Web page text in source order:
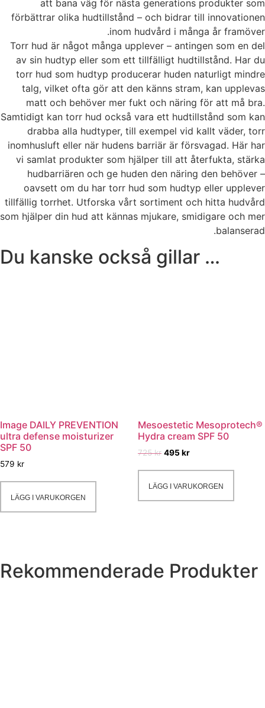
att bana väg för nästa generations produkter som
förbättrar olika hudtillstånd – och bidrar till innovationen
inom hudvård i många år framöver.
Torr hud är något många upplever – antingen som en del
av sin hudtyp eller som ett tillfälligt hudtillstånd. Har du
torr hud som hudtyp producerar huden naturligt mindre
talg, vilket ofta gör att den känns stram, kan upplevas
matt och behöver mer fukt och näring för att må bra.
Samtidigt kan torr hud också vara ett hudtillstånd som kan
drabba alla hudtyper, till exempel vid kallt väder, torr
inomhusluft eller när hudens barriär är försvagad. Här har
vi samlat produkter som hjälper till att återfukta, stärka
hudbarriären och ge huden den näring den behöver –
oavsett om du har torr hud som hudtyp eller upplever
tillfällig torrhet. Utforska vårt sortiment och hitta hudvård
som hjälper din hud att kännas mjukare, smidigare och mer
balanserad.
Du kanske också gillar …
Image DAILY PREVENTION
ultra defense moisturizer
SPF 50
579 kr
LÄGG I VARUKORGEN
Mesoestetic Mesoprotech®
Hydra cream SPF 50
725kr Det
var:
725 kr.
495krDet
är:
495 kr.
LÄGG I VARUKORGEN
Rekommenderade Produkter